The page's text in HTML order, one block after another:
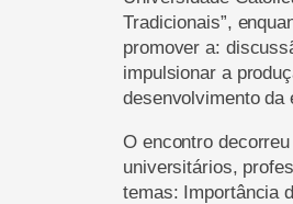
Tradicionais”,
promover a:
impulsionar a
desenvolvimento da
O encontro
universitários,
temas: Importância